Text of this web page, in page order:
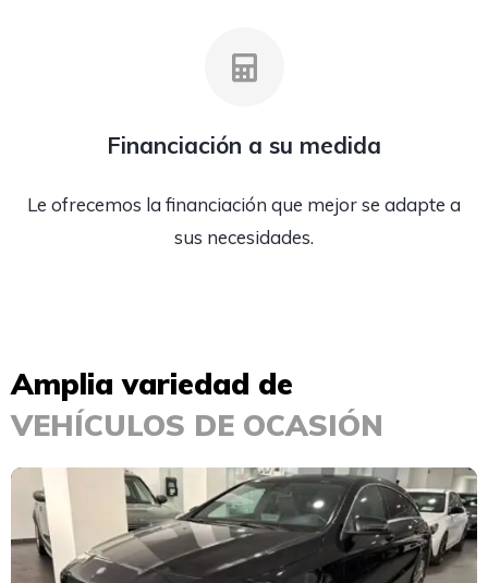
Financiación a su medida
Le ofrecemos la financiación que mejor se adapte a
sus necesidades.
Amplia variedad de
VEHÍCULOS DE OCASIÓN